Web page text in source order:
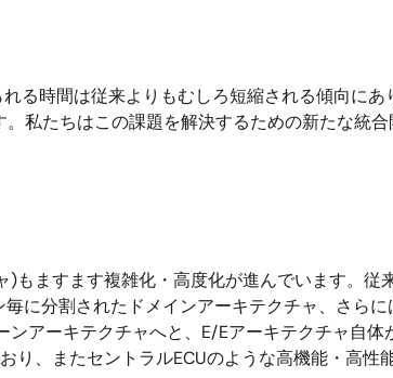
る時間は従来よりもむしろ短縮される傾向にあ
私たちはこの課題を解決するための新たな統
ますます複雑化・高度化が進んでいます。従
に分割されたドメインアーキテクチャ、さら
アーキテクチャへと、E/Eアーキテクチャ自体
、またセントラルECUのような高機能・高性